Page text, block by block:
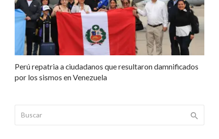
Perú repatria a ciudadanos que resultaron damnificados
por los sismos en Venezuela